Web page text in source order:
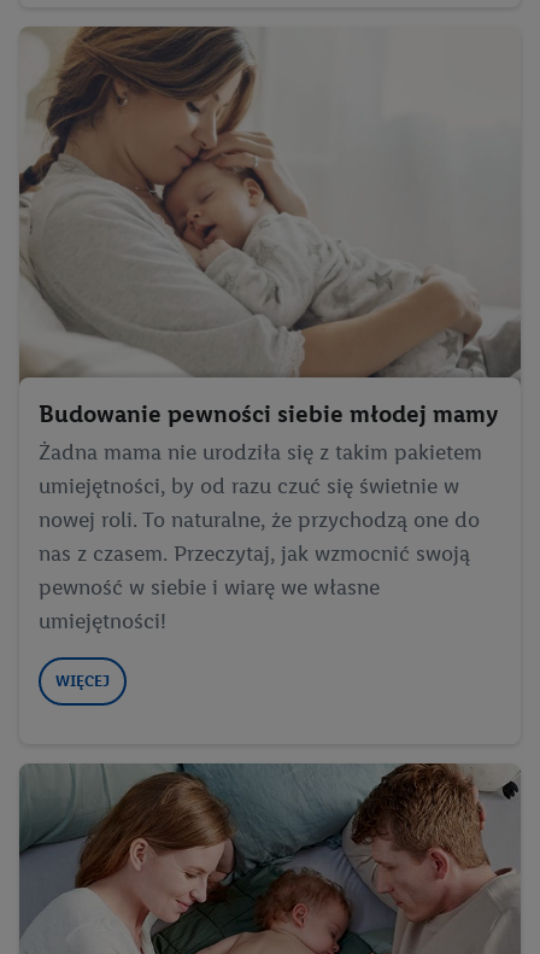
Budowanie pewności siebie młodej mamy
Żadna mama nie urodziła się z takim pakietem
umiejętności, by od razu czuć się świetnie w
nowej roli. To naturalne, że przychodzą one do
nas z czasem. Przeczytaj, jak wzmocnić swoją
pewność w siebie i wiarę we własne
umiejętności!
WIĘCEJ